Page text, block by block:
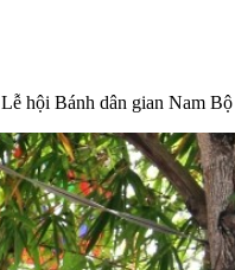
hội Bánh dân gian Nam